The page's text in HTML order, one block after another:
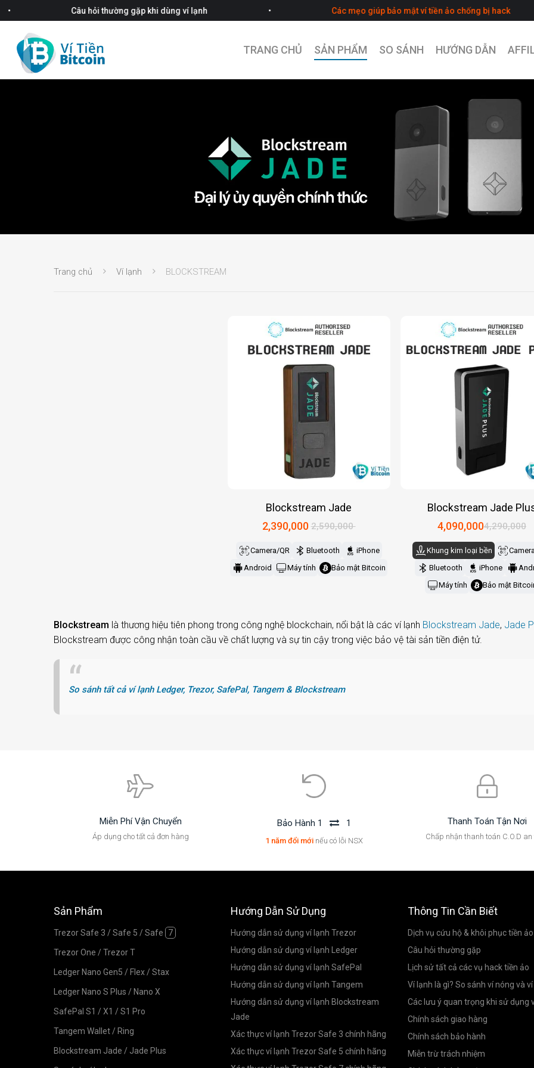
Câu hỏi thường gặp khi dùng ví lạnh Các mẹo giúp bảo mật ví tiền ảo chống bị hack
TRANG CHỦ SẢN PHẨM SO SÁNH HƯỚNG DẪN
Trang chủ Ví lạnh BLOCKSTREAM
Blockstream Jade
2,590,000
2,390,000
Camera/QR Bluetooth
iPhone
Android
Máy tính Bảo mật Bitcoin
Blockstream Jade
4,290,000
4,090,000
Khung kim loại bền
Bluetooth
iPhone
Máy tính
Bảo mật
Blockstream là thương hiệu tiên phong trong công nghệ blockchain, nổi bật là các ví lạnh Blockstream Jade, Jade
Blockstream được công nhận toàn cầu về chất lượng và sự tin cậy trong việc bảo vệ tài sản tiền điện tử.
So sánh tất cả ví lạnh Ledger, Trezor, SafePal, Tangem & Blockstream
Miễn Phí Vận Chuyển
Áp dụng cho tất cả đơn hàng
Bảo Hành 1 1
1 năm đổi mớinếu có lỗi NSX
Thanh Toán Tận Nơi
Chấp nhận thanh toán C.O.D
Sản Phẩm
Trezor Safe 3 /Safe 5 /Safe 7
Trezor One /Trezor T
Ledger Nano Gen5 / Flex /Stax
Ledger Nano S Plus / Nano X
SafePal S1 /X1 /S1 Pro
Tangem Wallet / Ring
Blockstream Jade / Jade Plus
Hướng Dẫn Sử Dụng
Hướng dẫn sử dụng ví lạnh Trezor
Hướng dẫn sử dụng ví lạnh Ledger
Hướng dẫn sử dụng ví lạnh SafePal
Hướng dẫn sử dụng ví lạnh Tangem
Hướng dẫn sử dụng ví lạnh Blockstream
Jade
Xác thực ví lạnh Trezor Safe 3 chính hãng
Xác thực ví lạnh Trezor Safe 5 chính hãng
Thông Tin Cần Biết
Dịch vụ cứu hộ & khôi phục tiền ảo
Câu hỏi thường gặp
Lịch sử tất cả các vụ hack tiền ảo
Ví lạnh là gì? So sánh ví nóng và
Các lưu ý quan trọng khi sử dụng
Chính sách giao hàng
Chính sách bảo hành
Miễn trừ trách nhiệm